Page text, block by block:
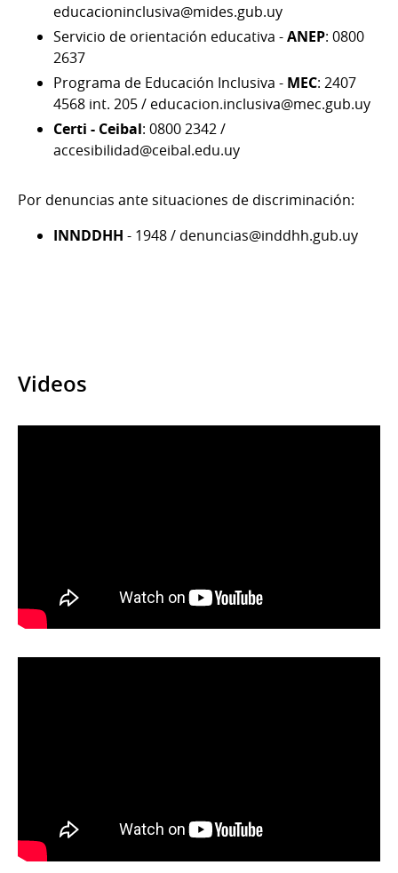
educacioninclusiva@mides.gub.uy
Servicio de orientación educativa -ANEP: 0800
2637
Programa de Educación Inclusiva - MEC: 2407
4568 int. 205 / educacion.inclusiva@mec.gub.uy
Certi - Ceibal: 0800 2342 /
accesibilidad@ceibal.edu.uy
Por denuncias ante situaciones de discriminación:
INNDDHH - 1948 / denuncias@inddhh.gub.uy
Videos